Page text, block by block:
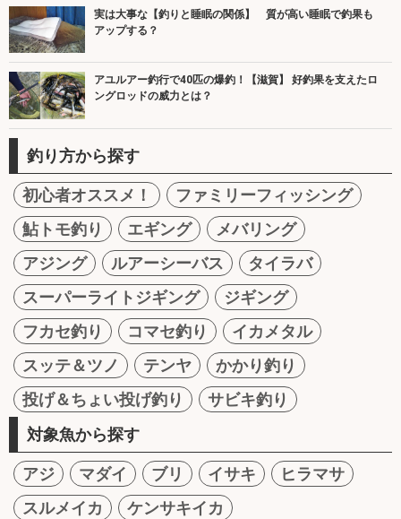
実は大事な【釣りと睡眠の関係】 質が高い睡眠で釣果も
アップする？
アユルアー釣行で40匹の爆釣！【滋賀】 好釣果を支えたロ
ングロッドの威力とは？
釣り方から探す
初心者オススメ！
ファミリーフィッシング
鮎トモ釣り
エギング
メバリング
アジング
ルアーシーバス
タイラバ
スーパーライトジギング
ジギング
フカセ釣り
コマセ釣り
イカメタル
スッテ＆ツノ
テンヤ
かかり釣り
投げ＆ちょい投げ釣り
サビキ釣り
対象魚から探す
アジ マダイ ブリ イサキ
ヒラマサ
スルメイカ
ケンサキイカ